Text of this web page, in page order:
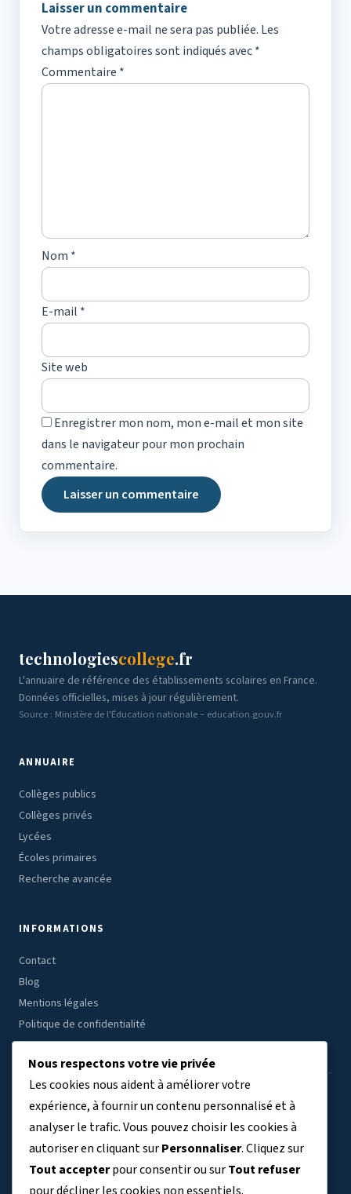
Laisser un commentaire
Votre adresse e-mail ne sera pas publiée. Les
champs obligatoires sont indiqués avec*
Commentaire *
Nom *
E-mail *
Site web
Enregistrer mon nom, mon e-mail et mon site
dans le navigateur pour mon prochain
commentaire.
technologiescollege.fr
L'annuaire de référence des établissements scolaires en France.
Données officielles, mises à jour régulièrement.
Source : Ministère de l'Éducation nationale – education.gouv.fr
ANNUAIRE
Collèges publics
Collèges privés
Lycées
Écoles primaires
Recherche avancée
INFORMATIONS
Contact
Blog
Mentions légales
Politique de confidentialité
ÉTABLISSEMENTS PAR RÉGION
Auvergne-Rhône-Alpes (7804)Bourgogne-Franche-Comté(3409)
Bretagne(3038)Centre-Val de Loire(2691)Corse(329) Grand Est(5763)
Guadeloupe(411)Guyane(140)Hauts-de-France (6356)
Nous respectons votre vie privée
Les cookies nous aident à améliorer votre
expérience, à fournir un contenu personnalisé et à
analyser le trafic. Vous pouvez choisir les cookies à
autoriser en cliquant surPersonnaliser. Cliquez sur
Tout accepterpour consentir ou surTout refuser